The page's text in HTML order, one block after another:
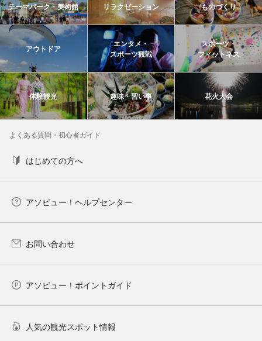
テーマパーク・美術館
リラクゼーション
ものづくり
アウトドア
エンタメ・
スポーツ観戦
スポーツ・
フィットネス
体験観光 趣味・習い事 花火大会
よくある質問・初心者ガイド
はじめての方へ
アソビュー！ヘルプセンター
お問い合わせ
アソビュー！ポイントガイド
人気の観光スポット情報